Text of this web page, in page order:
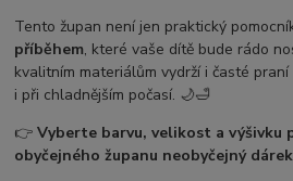
Tento župan není jen praktický
příběhem, které vaše dítě bude rádo
kvalitním materiálům vydrží i časté
i při chladnějším počasí. 🌙🛁
👉Vyberte barvu, velikost a výšivku
obyčejného županu neobyčejný